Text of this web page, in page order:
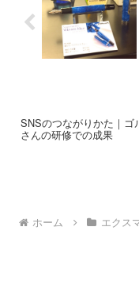
SNSのつながりかた｜ゴ
さんの研修での成果
ホーム エクス